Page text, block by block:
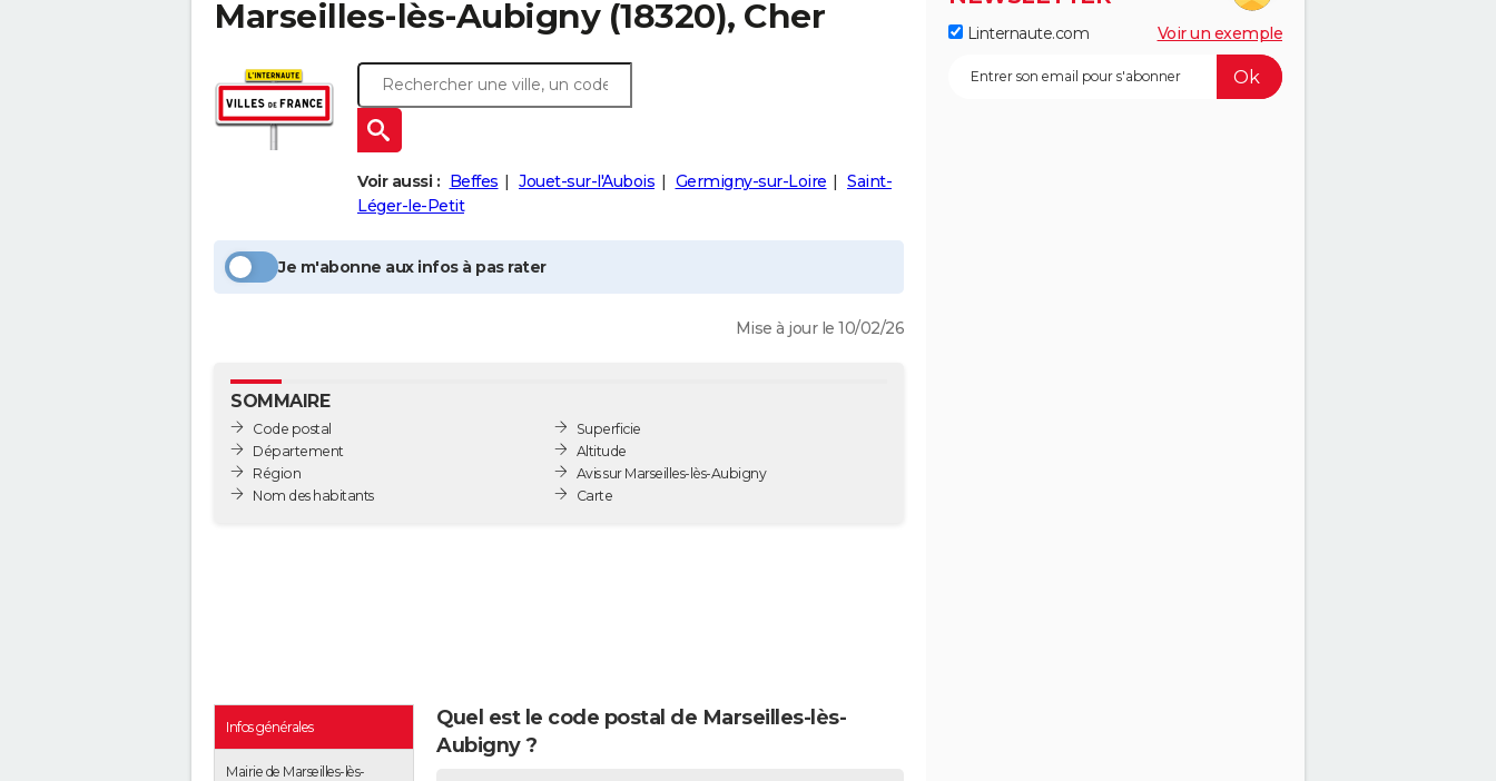
Marseilles-lès-Aubigny(18320), Cher
Voir aussi : Beffes Jouet-sur-l'Aubois Germigny-sur-Loire
Saint-
Léger-le-Petit
Je m'abonne aux infos à pas rater
Mise à jour le 10/02/26
SOMMAIRE
Code postal
Département
Région
Nom des habitants
Superficie
Altitude
Avis sur Marseilles-lès-Aubigny
Carte
Infos générales
Mairie de Marseilles-lès-
Quel est le code postal de Marseilles-lès-
Aubigny ?
Linternaute.com Voir un exemple